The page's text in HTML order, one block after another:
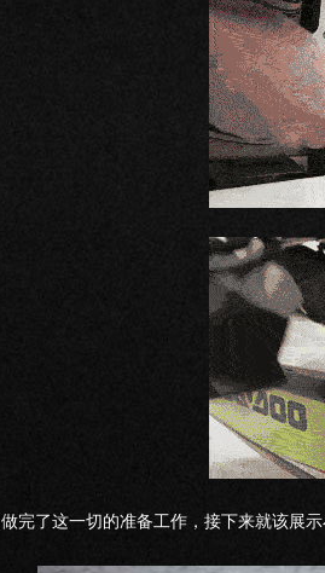
做完了这一切的准备工作，接下来就该展